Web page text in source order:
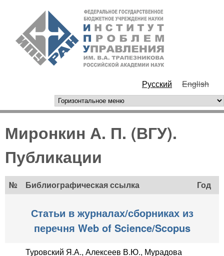
Перейти к основному
содержанию
РАН
Русский English
горизонтальное меню
Миронкин А. П. (ВГУ).
Публикации
№ Библиографическая ссылка Год
Статьи в журналах/сборниках из
перечня Web of Science/Scopus
Туровский Я.А., Алексеев В.Ю., Мурадова